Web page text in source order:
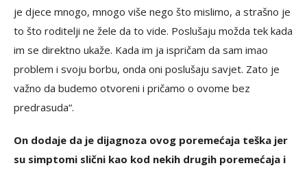
je djece mnogo, mnogo više nego što mislimo, a strašno je
to što roditelji ne žele da to vide. Poslušaju možda tek kada
im se direktno ukaže. Kada im ja ispričam da sam imao
problem i svoju borbu, onda oni poslušaju savjet. Zato je
važno da budemo otvoreni i pričamo o ovome bez
predrasuda“.
On dodaje da je dijagnoza ovog poremećaja teška jer
su simptomi slični kao kod nekih drugih poremećaja i